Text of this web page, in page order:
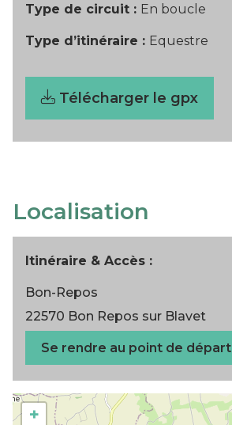
Type de circuit : En boucle
Type d’itinéraire : Equestre
Télécharger le gpx
Localisation
Itinéraire & Accès :
Bon-Repos
22570 Bon Repos sur Blavet
Se rendre au point de départ
+